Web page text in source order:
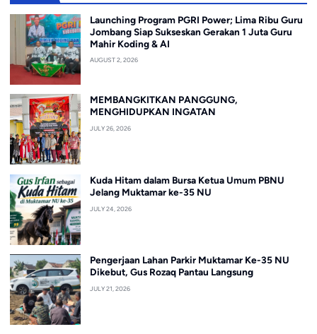
Launching Program PGRI Power; Lima Ribu Guru
Jombang Siap Sukseskan Gerakan 1 Juta Guru
Mahir Koding & AI
AUGUST 2, 2026
MEMBANGKITKAN PANGGUNG,
MENGHIDUPKAN INGATAN
JULY 26, 2026
Kuda Hitam dalam Bursa Ketua Umum PBNU
Jelang Muktamar ke-35 NU
JULY 24, 2026
Pengerjaan Lahan Parkir Muktamar Ke-35 NU
Dikebut, Gus Rozaq Pantau Langsung
JULY 21, 2026